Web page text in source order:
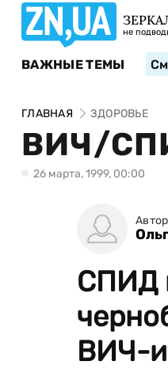
не
ВАЖНЫЕ ТЕМЫ
ГЛАВНАЯ ЗДОРОВЬЕ
ВИЧ/
26 марта, 1999, 00:00
Автор
СПИД
ВИЧ-